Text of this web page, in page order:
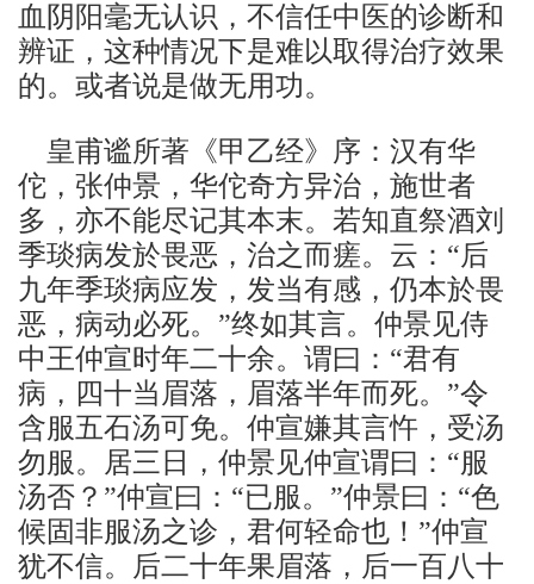
血阴阳毫无认识，不信任中医的诊断和
辨证，这种情况下是难以取得治疗效果
的。或者说是做无用功。
皇甫谧所著《甲乙经》序：汉有华
佗，张仲景，华佗奇方异治，施世者
多，亦不能尽记其本末。若知直祭酒刘
季琰病发於畏恶，治之而瘥。云：“后
九年季琰病应发，发当有感，仍本於畏
恶，病动必死。”终如其言。仲景见侍
中王仲宣时年二十余。谓曰：“君有
病，四十当眉落，眉落半年而死。”令
含服五石汤可免。仲宣嫌其言忤，受汤
勿服。居三日，仲景见仲宣谓曰：“服
汤否？”仲宣曰：“已服。”仲景曰：“色
候固非服汤之诊，君何轻命也！”仲宣
犹不信。后二十年果眉落，后一百八十